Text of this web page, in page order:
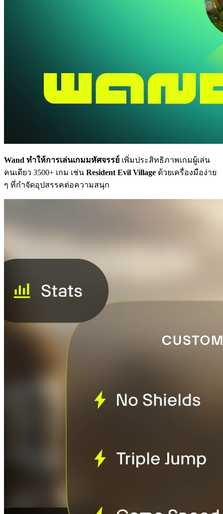
Wand ทำให้การเล่นเกมมหัศจรรย์ เพิ่มประสิทธิภาพเกมผู้เล่น
คนเดียว 3500+ เกม เช่น Resident Evil Village ด้วยเครื่องมือง่าย
ๆ ที่กำจัดอุปสรรคต่อความสนุก